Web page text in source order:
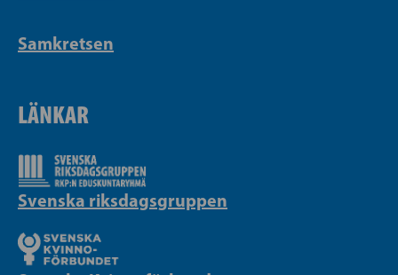
Samkretsen
LÄNKAR
Svenska riksdagsgruppen